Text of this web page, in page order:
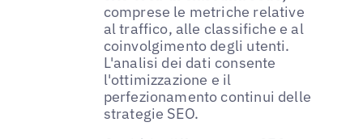
comprese le metriche relative
al traffico, alle classifiche e al
coinvolgimento degli utenti.
L'analisi dei dati consente
l'ottimizzazione e il
perfezionamento continui delle
strategie SEO.